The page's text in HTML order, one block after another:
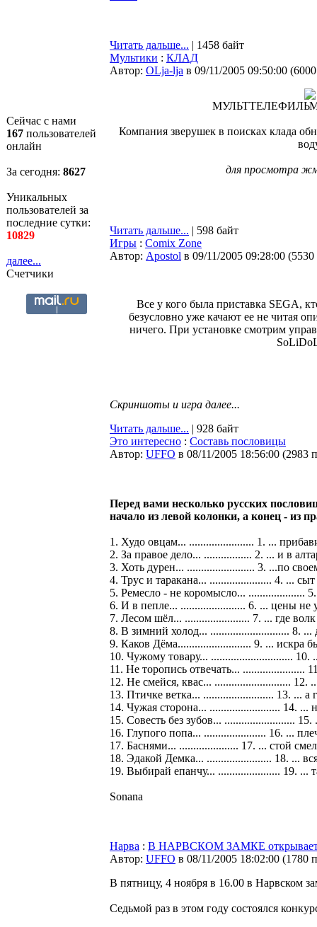
Сейчас с нами
167 пользователей
онлайн
За сегодня: 8627
Уникальных
пользователей за
последние сутки:
10829
далее...
Счетчики
Читать дальше... | 1458 байт
Мультики : КЛАД
Автор: OLja-lja в 09/11/2005 09:50:00 (
МУЛЬТТЕЛЕФИЛЬМ
Компания зверушек в поисках клада
для просмотра
Читать дальше... | 598 байт
Игры : Comix Zone
Автор: Apostol в 09/11/2005 09:28:00 (
Все у кого была приставка SEGA,
безусловно уже качают ее не читая
ничего. При установке смотрим
Скриншоты и игра далее...
Читать дальше... | 928 байт
Это интересно : Составь пословицы
Автор: UFFO в 08/11/2005 18:56:00 (2983
Перед вами несколько русских
начало из левой колонки, а конец - из
1. Худо овцам... ....................... 1. ...
2. За правое дело... ................. 2. ... и в
3. Хоть дурен... ........................ 3. ...по
4. Трус и таракана... ...................... 4. ...
5. Ремесло - не коромысло... ....................
6. И в пепле... ....................... 6. ... цены не
7. Лесом шёл... ....................... 7. ... где волк
8. В зимний холод... ............................ 8. ...
9. Каков Дёма.......................... 9. ... искра
10. Чужому товару... ............................. 10.
11. Не торопись отвечать... ......................
12. Не смейся, квас... ........................... 12.
13. Птичке ветка... ......................... 13. ... а
14. Чужая сторона... ......................... 14. ...
15. Совесть без зубов... .........................
16. Глупого попа... ...................... 16. ...
17. Баснями... ..................... 17. ... стой
18. Эдакой Демка... ....................... 18. ...
19. Выбирай епанчу... ...................... 19. ...
Sonana
Нарва : В НАРВСКОМ ЗАМКЕ
Автор: UFFO в 08/11/2005 18:02:00 (1780
В пятницу, 4 ноября в 16.00 в Нарвском
Седьмой раз в этом году состоялся